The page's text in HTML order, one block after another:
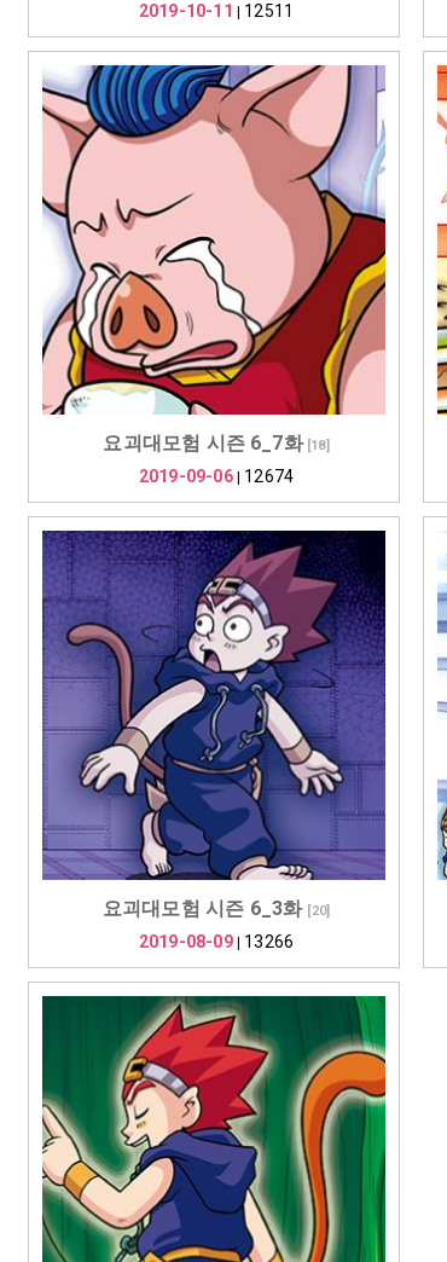
2019-10-11 12511
요괴대모험 시즌 6_7화[18]
2019-09-06| 12674
요괴대모험 시즌 6_3화 [20]
2019-08-09| 13266